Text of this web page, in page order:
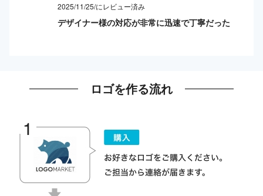
2025/11/25/にレビュー済み
デザイナー様の対応が非常に迅速で丁寧だった
ロゴを作る流れ